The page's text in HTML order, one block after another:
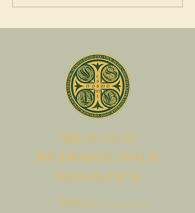
Associatio
Internationalis
MonAstica
Mettiamo insieme